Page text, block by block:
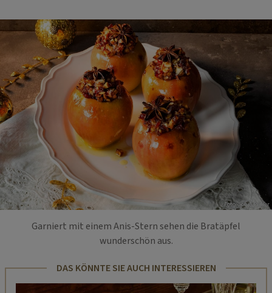
Foto: Sonja Priller
Garniert mit einem Anis-Stern sehen die Bratäpfel
wunderschön aus.
DAS KÖNNTE SIE AUCH INTERESSIEREN